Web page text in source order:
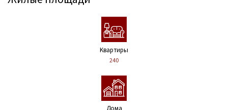
Kвартиры
240
Дома